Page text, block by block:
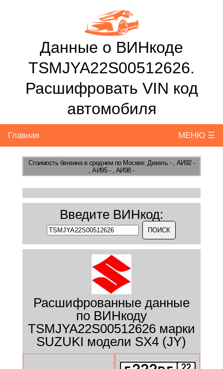
Данные о ВИНкоде
TSMJYA22S00512626.
Расшифровать VIN код
автомобиля
Главная МЕНЮ ☰
Стоимость бензинав среднем по Москве: Дизель - , АИ92 -
, АИ95 - , АИ98 -
Введите ВИНкод:
Расшифрованные данные
по ВИНкоду
TSMJYA22S00512626 марки
SUZUKI модели SX4 (JY)